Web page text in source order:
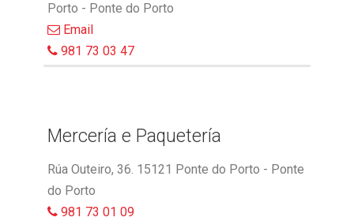
Porto - Ponte do Porto
Email
981 73 03 47
Mercería e Paquetería
Rúa Outeiro, 36. 15121 Ponte do Porto - Ponte
do Porto
981 73 01 09